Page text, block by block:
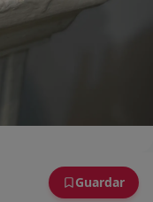
Guardar